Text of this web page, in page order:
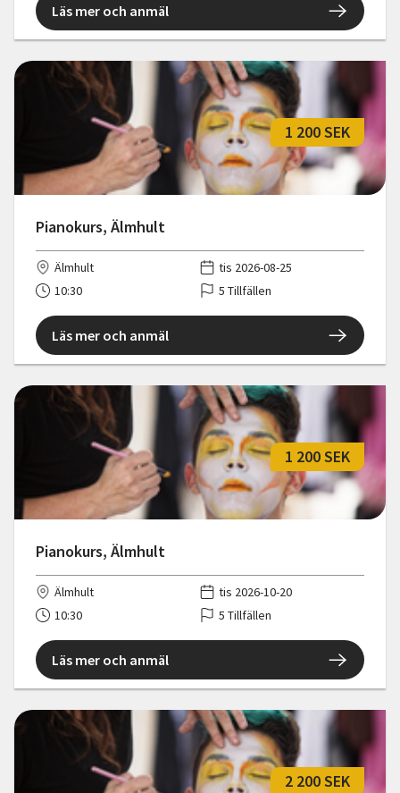
Läs mer och anmäl
Pianokurs, Älmhult
1 200 SEK
Älmhult
tis 2026-08-25
10:30
5 Tillfällen
Läs mer och anmäl
Pianokurs, Älmhult
1 200 SEK
Älmhult
tis 2026-10-20
10:30
5 Tillfällen
Läs mer och anmäl
2 200 SEK